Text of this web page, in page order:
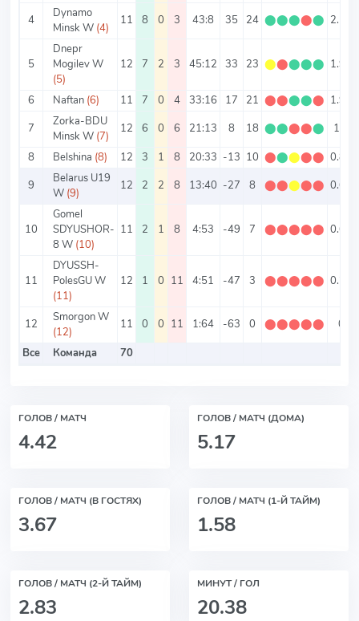
4
Dynamo
Minsk W (4)
11 8 0 3 43:8 35 24 ⬤⬤⬤⬤⬤ 2.18
5
Dnepr
Mogilev W
(5)
12 7 2 3 45:12 33 23 ⬤⬤⬤⬤⬤ 1.92
6 Naftan (6) 11 7 0 4 33:16 17 21 ⬤⬤⬤⬤⬤ 1.91
7
Zorka-BDU
Minsk W (7)
12 6 0 6 21:13 8 18 ⬤⬤⬤⬤⬤ 1.5
8
Belshina (8) 12 3 1 8 20:33 -13 10 ⬤⬤⬤⬤⬤ 0.83
9
Belarus U19
W (9)
12 2 2 8 13:40 -27 8 ⬤⬤⬤⬤⬤ 0.67
10
Gomel
SDYUSHOR-
8 W (10)
11 2 1 8 4:53 -49 7 ⬤⬤⬤⬤⬤ 0.64
11
DYUSSH-
PolesGU W
(11)
12 1 0 11 4:51 -47 3 ⬤⬤⬤⬤⬤ 0.25
12
Smorgon W
(12)
11 0 0 11 1:64 -63 0 ⬤⬤⬤⬤⬤ 0
Все
Команда 70
ГОЛОВ / МАТЧ
4.42
ГОЛОВ / МАТЧ (ДОМА)
5.17
ГОЛОВ / МАТЧ (В ГОСТЯХ)
3.67
ГОЛОВ / МАТЧ (1-Й ТАЙМ)
1.58
ГОЛОВ / МАТЧ (2-Й ТАЙМ)
2.83
МИНУТ / ГОЛ
20.38